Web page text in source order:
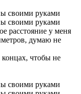
расстояние у меня
думаю не
чтобы не